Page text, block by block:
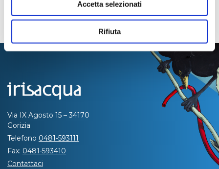
Accetta selezionati
Rifiuta
Via IX Agosto 15 – 34170
Gorizia
Telefono 0481-593111
Fax: 0481-593410
Contattaci